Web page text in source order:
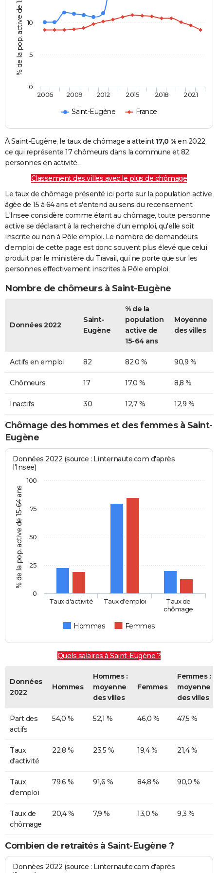
% de la pop. active de 15 - 64 ans
Saint-Eugène France
2006 2009 2012 2015 2018 2021
0
5
10
À Saint-Eugène, le taux de chômage a atteint 17,0 %en 2022,
ce qui représente 17 chômeurs dans la commune et 82
personnes en activité.
Classement des villes avec le plus de chômage
Le taux de chômage présenté ici porte sur la population active
âgée de 15 à 64 ans et s'entend au sens du recensement.
L'Insee considère comme étant au chômage, toute personne
active se déclarant à la recherche d'un emploi, qu'elle soit
inscrite ou non à Pôle emploi. Le nombre de demandeurs
d'emploi de cette page est donc souvent plus élevé que celui
produit par le ministère du Travail, qui ne porte que sur les
personnes effectivement inscrites à Pôle emploi.
Nombre de chômeurs à Saint-Eugène
Données 2022
Saint-
Eugène
% de la
population
active de
15-64 ans
Moyenne
des villes
Actifs en emploi 82 82,0 % 90,9 %
Chômeurs 17 17,0 % 8,8 %
Inactifs 30 12,7 % 12,9 %
Chômage des hommes et des femmes à Saint-
Eugène
% de la pop. active de 15-64 ans
Données 2022 (source : Linternaute.com d'après
l'Insee)
Hommes Femmes
Taux d'activité Taux d'emploi
Taux de
chômage
0
25
50
75
100
Quels salaires à Saint-Eugène ?
Données
2022
Hommes
Hommes :
moyenne
des villes
Femmes
Femmes :
moyenne
des villes
Part des
actifs
54,0 % 52,1 % 46,0 % 47,5 %
Taux
d'activité
22,8 % 23,5 % 19,4 % 21,4 %
Taux
d'emploi
79,6 % 91,6 % 84,8 % 90,0 %
Taux de
chômage
20,4 % 7,9 % 13,0 % 9,3 %
Combien de retraités à Saint-Eugène ?
Données 2022 (source : Linternaute.com d'après